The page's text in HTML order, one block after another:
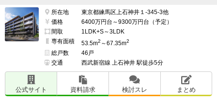
所在地
東京都練馬区上石神井１-345-3他
価格
6400万円台～9300万円台（予定）
間取
1LDK+S～3LDK
専有面積
53.5m2 ～67.35m2
総戸数
46戸
交通
西武新宿線 上石神井 駅徒歩5分
公式サイト 資料請求 検討スレ まとめ